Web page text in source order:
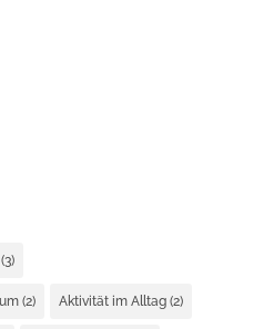
(2) Aktivität im Alltag(2)